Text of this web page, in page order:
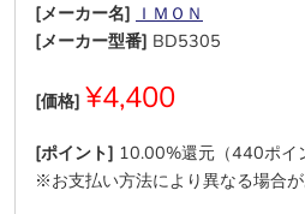
[メーカー名] ＩＭＯＮ
[メーカー型番] BD5305
[価格] ¥4,400
[ポイント] 10.00%還元（440ポイ
※お支払い方法により異なる場合が